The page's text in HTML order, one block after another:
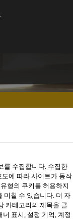
소셜 미디어
를 수집합니다. 수집한
에 따라 사이트가 동작
형의 쿠키를 허용하지
미칠 수 있습니다. 더 자
카테고리의 제목을 클
표시, 설정 기억, 계정